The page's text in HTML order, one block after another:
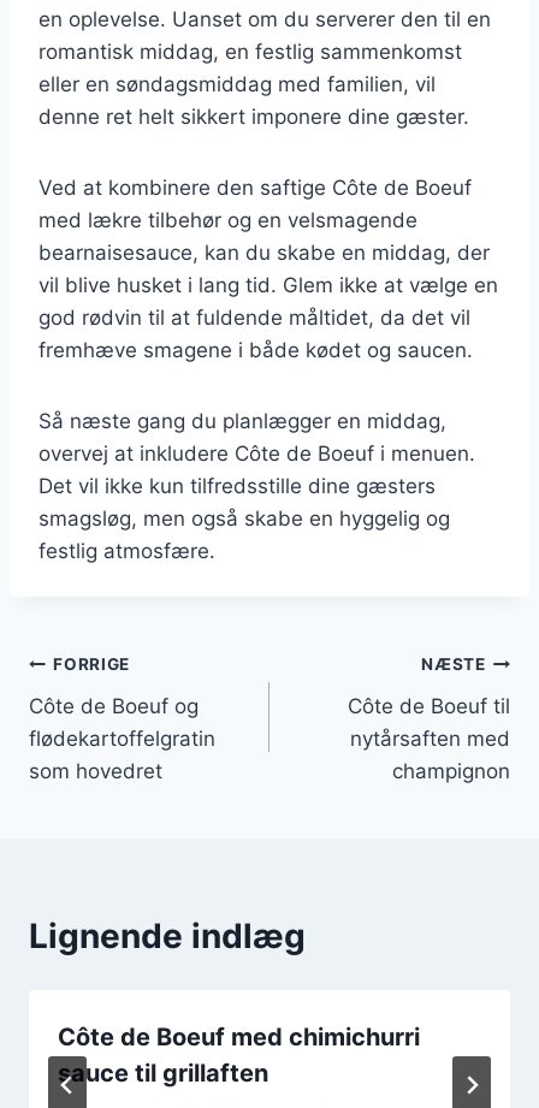
en oplevelse. Uanset om du serverer den til en
romantisk middag, en festlig sammenkomst
eller en søndagsmiddag med familien, vil
denne ret helt sikkert imponere dine gæster.
Ved at kombinere den saftige Côte de Boeuf
med lækre tilbehør og en velsmagende
bearnaisesauce, kan du skabe en middag, der
vil blive husket i lang tid. Glem ikke at vælge en
god rødvin til at fuldende måltidet, da det vil
fremhæve smagene i både kødet og saucen.
Så næste gang du planlægger en middag,
overvej at inkludere Côte de Boeuf i menuen.
Det vil ikke kun tilfredsstille dine gæsters
smagsløg, men også skabe en hyggelig og
festlig atmosfære.
Indlægsnavigation
FORRIGE
Côte de Boeuf og
flødekartoffelgratin
som hovedret
NÆSTE
Côte de Boeuf til
nytårsaften med
champignon
Lignende indlæg
Côte de Boeuf med chimichurri
sauce til grillaften